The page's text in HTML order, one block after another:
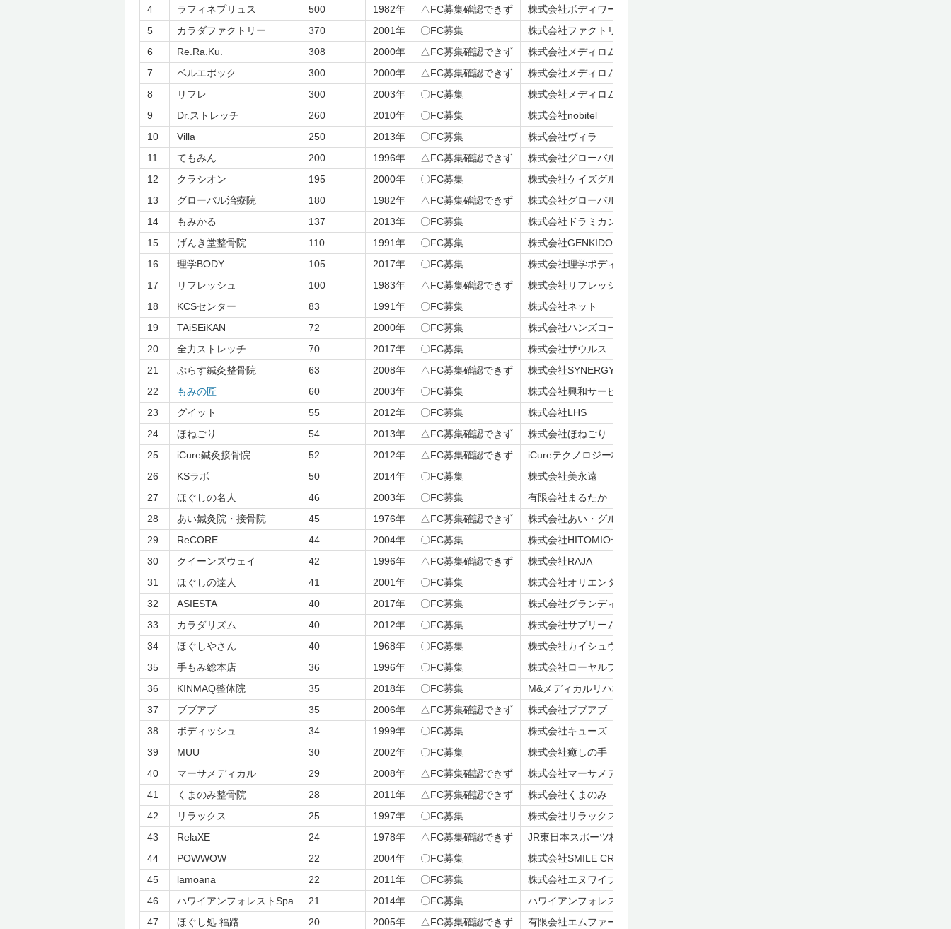
まとめ
4
ラフィネプリュス 500 1982年 △FC募集確認できず 株式会社ボディワーク
5
カラダファクトリー 370 2001年 〇FC募集 株式会社ファクトリージャパングループ（FJG）
6
Re.Ra.Ku. 308 2000年 △FC募集確認できず 株式会社メディロム・ウェルネス（メディロムグループ）
7
ベルエポック 300 2000年 △FC募集確認できず 株式会社メディロム・ウェルネス
8
リフレ 300 2003年 〇FC募集 株式会社メディロム
9
Dr.ストレッチ 260 2010年 〇FC募集 株式会社nobitel
10
Villa 250 2013年 〇FC募集 株式会社ヴィラ
11
てもみん 200 1996年 △FC募集確認できず 株式会社グローバルスポーツ医学研究所
12
クラシオン 195 2000年 〇FC募集 株式会社ケイズグループ
13
グローバル治療院 180 1982年 △FC募集確認できず 株式会社グローバルスポーツ医学研究所
14
もみかる 137 2013年 〇FC募集 株式会社ドラミカンパニー
15
げんき堂整骨院 110 1991年 〇FC募集 株式会社GENKIDO（OMGグループ）
16
理学BODY 105 2017年 〇FC募集 株式会社理学ボディ
17
リフレッシュ 100 1983年 △FC募集確認できず 株式会社リフレッシュ
18
KCSセンター 83 1991年 〇FC募集 株式会社ネット
19
TAiSEiKAN 72 2000年 〇FC募集 株式会社ハンズコーポレーション
20
全力ストレッチ 70 2017年 〇FC募集 株式会社ザウルス
21
ぷらす鍼灸整骨院 63 2008年 △FC募集確認できず 株式会社SYNERGY JAPAN
22
もみの匠 60 2003年 〇FC募集 株式会社興和サービスアシスト
23
グイット 55 2012年 〇FC募集 株式会社LHS
24
ほねごり 54 2013年 △FC募集確認できず 株式会社ほねごり
25
iCure鍼灸接骨院 52 2012年 △FC募集確認できず iCureテクノロジー株式会社
26
KSラボ 50 2014年 〇FC募集 株式会社美永遠
27
ほぐしの名人 46 2003年 〇FC募集 有限会社まるたか
28
あい鍼灸院・接骨院 45 1976年 △FC募集確認できず 株式会社あい・グループ
29
ReCORE 44 2004年 〇FC募集 株式会社HITOMIOテクノロジーズ
30
クイーンズウェイ 42 1996年 △FC募集確認できず 株式会社RAJA
31
ほぐしの達人 41 2001年 〇FC募集 株式会社オリエンタルシナジー
32
ASIESTA 40 2017年 〇FC募集 株式会社グランディール
33
カラダリズム 40 2012年 〇FC募集 株式会社サプリームリンク
34
ほぐしやさん 40 1968年 〇FC募集 株式会社カイシュウ
35
手もみ総本店 36 1996年 〇FC募集 株式会社ローヤルプロジェクト
36
KINMAQ整体院 35 2018年 〇FC募集 M&メディカルリハ株式会社
37
ブブアブ 35 2006年 △FC募集確認できず 株式会社ブブアブ
38
ボディッシュ 34 1999年 〇FC募集 株式会社キューズ
39
MUU 30 2002年 〇FC募集 株式会社癒しの手
40
マーサメディカル 29 2008年 △FC募集確認できず 株式会社マーサメディカル
41
くまのみ整骨院 28 2011年 △FC募集確認できず 株式会社くまのみ
42
リラックス 25 1997年 〇FC募集 株式会社リラックス
43
RelaXE 24 1978年 △FC募集確認できず JR東日本スポーツ株式会社
44
POWWOW 22 2004年 〇FC募集 株式会社SMILE CREATE GROUP
45
lamoana 22 2011年 〇FC募集 株式会社エヌワイプランニング
46
ハワイアンフォレストSpa 21 2014年 〇FC募集 ハワイアンフォレストSpa株式会社
47
ほぐし処 福路 20 2005年 △FC募集確認できず 有限会社エムファースト